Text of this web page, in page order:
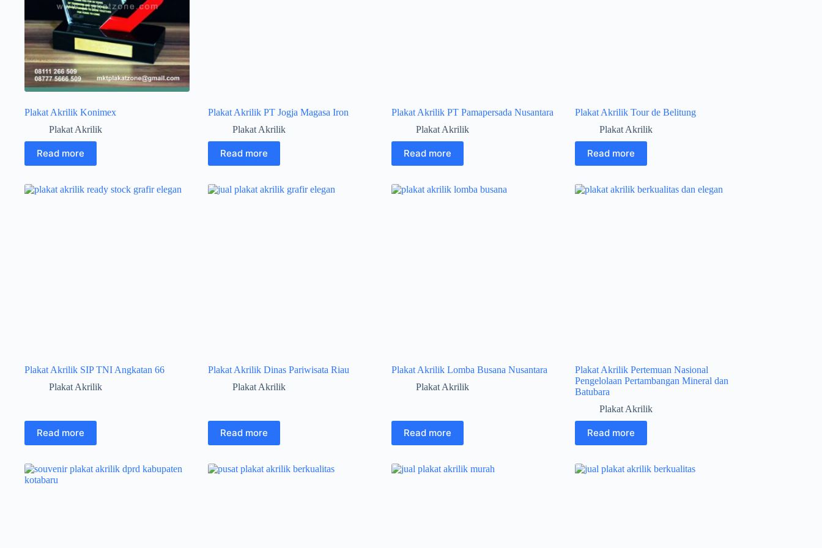
Plakat Akrilik Konimex
Plakat Akrilik
Read more
Plakat Akrilik PT Jogja Magasa Iron
Plakat Akrilik
Read more
Plakat Akrilik PT Pamapersada Nusantara
Plakat Akrilik
Read more
Plakat Akrilik Tour de Belitung
Plakat Akrilik
Read more
Plakat Akrilik SIP TNI Angkatan 66
Plakat Akrilik
Read more
Plakat Akrilik Dinas Pariwisata Riau
Plakat Akrilik
Read more
Plakat Akrilik Lomba Busana Nusantara
Plakat Akrilik
Read more
Plakat Akrilik Pertemuan Nasional
Pengelolaan Pertambangan Mineral dan
Batubara
Plakat Akrilik
Read more